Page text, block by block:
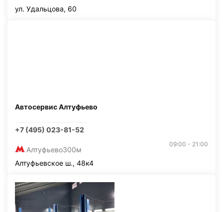
ул. Удальцова, 60
Автосервис Алтуфьево
+7 (495) 023-81-52
Алтуфьево300м
09:00 - 21:00
Алтуфьевское ш., 48к4